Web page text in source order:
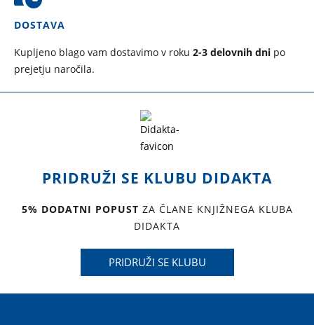
DOSTAVA
Kupljeno blago vam dostavimo v roku 2-3 delovnih dni po
prejetju naročila.
PRIDRUŽI SE KLUBU DIDAKTA
5% DODATNI POPUST ZA ČLANE KNJIŽNEGA KLUBA
DIDAKTA
PRIDRUŽI SE KLUBU